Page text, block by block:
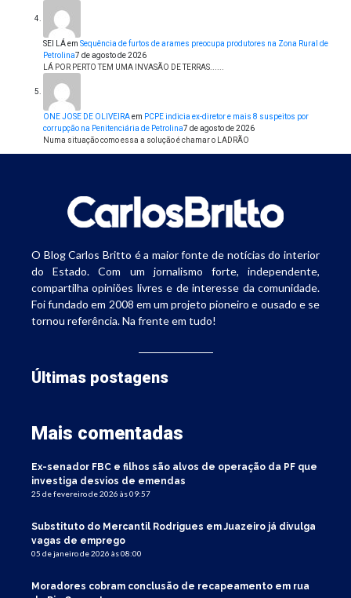
SEI LÁem Sequência de furtos de arames preocupa produtores na Zona Rural de
Petrolina7 de agosto de 2026
LÁ POR PERTO TEM UMA INVASÃO DE TERRAS......
ONE JOSE DE OLIVEIRAem PCPE indicia ex-diretor e mais 8 suspeitos por
corrupção na Penitenciária de Petrolina7 de agosto de 2026
Numa situação como essa a solução é chamar o LADRÃO
O Blog Carlos Britto é a maior fonte de notícias do interior
do Estado. Com um jornalismo forte, independente,
compartilha opiniões livres e de interesse da comunidade.
Foi fundado em 2008 em um projeto pioneiro e ousado e se
tornou referência. Na frente em tudo!
Últimas postagens
Mais comentadas
Ex-senador FBC e filhos são alvos de operação da PF que
investiga desvios de emendas
25 de fevereiro de 2026 às 09:57
Substituto do Mercantil Rodrigues em Juazeiro já divulga
vagas de emprego
05 de janeiro de 2026 às 08:00
Moradores cobram conclusão de recapeamento em rua